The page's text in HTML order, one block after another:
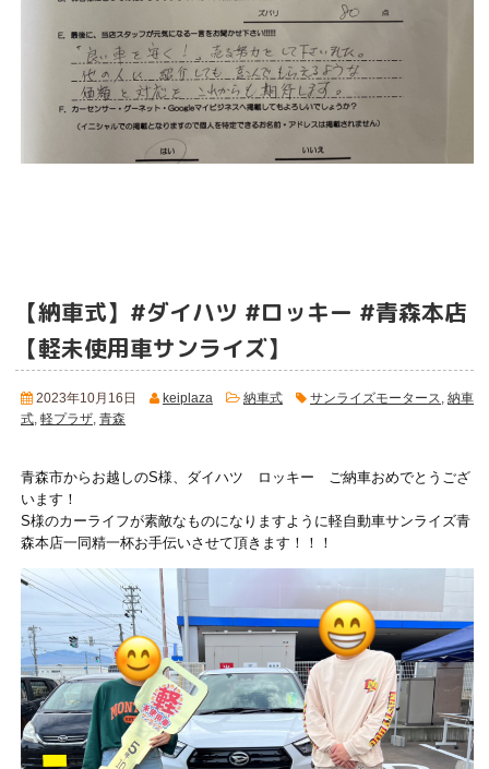
【納車式】#ダイハツ #ロッキー #青森本店
【軽未使用車サンライズ】
2023年10月16日 keiplaza 納車式 サンライズモータース
納車
式 軽プラザ 青森
青森市からお越しのS様、ダイハツ ロッキー ご納車おめでとうござ
います！
S様のカーライフが素敵なものになりますように軽自動車サンライズ青
森本店一同精一杯お手伝いさせて頂きます！！！